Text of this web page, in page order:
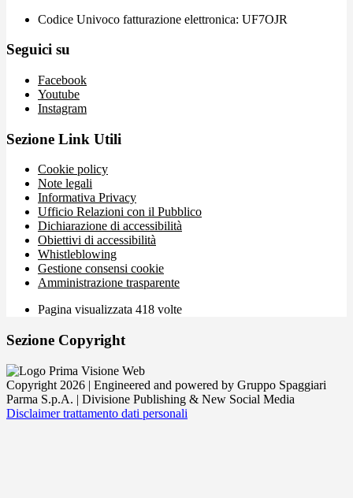
Codice Univoco fatturazione elettronica: UF7OJR
Seguici su
Facebook
Youtube
Instagram
Sezione Link Utili
Cookie policy
Note legali
Informativa Privacy
Ufficio Relazioni con il Pubblico
Dichiarazione di accessibilità
Obiettivi di accessibilità
Whistleblowing
Gestione consensi cookie
Amministrazione trasparente
Pagina visualizzata 418 volte
Sezione Copyright
Copyright 2026 | Engineered and powered by Gruppo Spaggiari
Parma S.p.A. | Divisione Publishing & New Social Media
Disclaimer trattamento dati personali